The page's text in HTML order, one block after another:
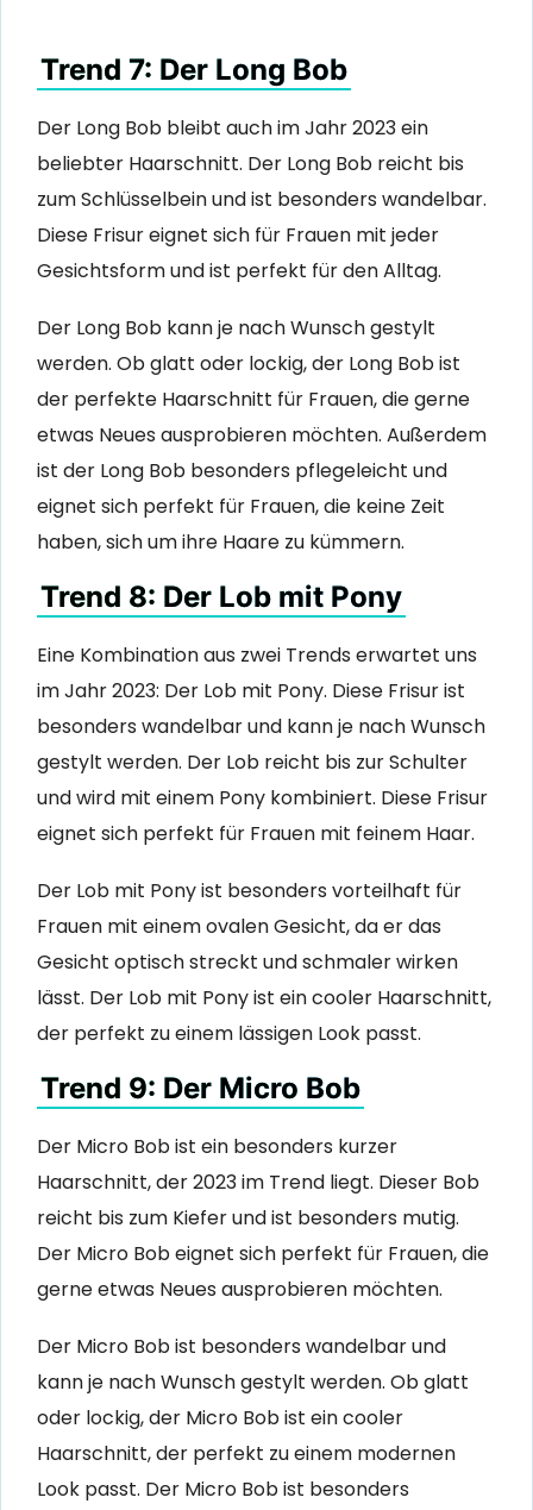
Trend 7: Der Long Bob
Der Long Bob bleibt auch im Jahr 2023 ein
beliebter Haarschnitt. Der Long Bob reicht bis
zum Schlüsselbein und ist besonders wandelbar.
Diese Frisur eignet sich für Frauen mit jeder
Gesichtsform und ist perfekt für den Alltag.
Der Long Bob kann je nach Wunsch gestylt
werden. Ob glatt oder lockig, der Long Bob ist
der perfekte Haarschnitt für Frauen, die gerne
etwas Neues ausprobieren möchten. Außerdem
ist der Long Bob besonders pflegeleicht und
eignet sich perfekt für Frauen, die keine Zeit
haben, sich um ihre Haare zu kümmern.
Trend 8: Der Lob mit Pony
Eine Kombination aus zwei Trends erwartet uns
im Jahr 2023: Der Lob mit Pony. Diese Frisur ist
besonders wandelbar und kann je nach Wunsch
gestylt werden. Der Lob reicht bis zur Schulter
und wird mit einem Pony kombiniert. Diese Frisur
eignet sich perfekt für Frauen mit feinem Haar.
Der Lob mit Pony ist besonders vorteilhaft für
Frauen mit einem ovalen Gesicht, da er das
Gesicht optisch streckt und schmaler wirken
lässt. Der Lob mit Pony ist ein cooler Haarschnitt,
der perfekt zu einem lässigen Look passt.
Trend 9: Der Micro Bob
Der Micro Bob ist ein besonders kurzer
Haarschnitt, der 2023 im Trend liegt. Dieser Bob
reicht bis zum Kiefer und ist besonders mutig.
Der Micro Bob eignet sich perfekt für Frauen, die
gerne etwas Neues ausprobieren möchten.
Der Micro Bob ist besonders wandelbar und
kann je nach Wunsch gestylt werden. Ob glatt
oder lockig, der Micro Bob ist ein cooler
Haarschnitt, der perfekt zu einem modernen
Look passt. Der Micro Bob ist besonders